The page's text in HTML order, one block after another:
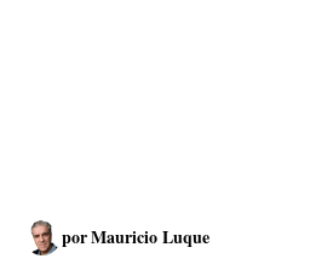
porMauricio Luque